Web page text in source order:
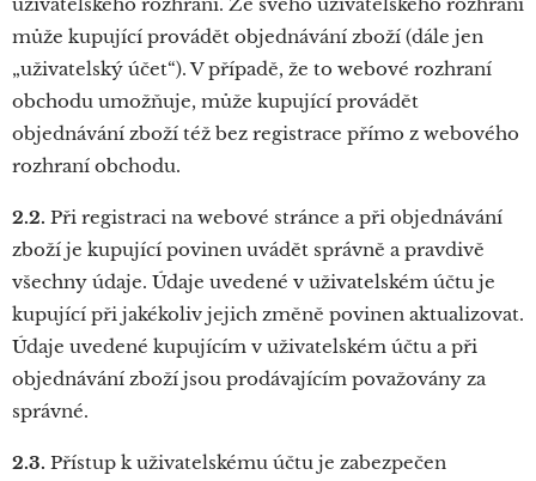
může kupující provádět objednávání zboží (dále jen
„uživatelský účet“). V případě, že to webové rozhraní
obchodu umožňuje, může kupující provádět
objednávání zboží též bez registrace přímo z webového
rozhraní obchodu.
2.2. Při registraci na webové stránce a při objednávání
zboží je kupující povinen uvádět správně a pravdivě
všechny údaje. Údaje uvedené v uživatelském účtu je
kupující při jakékoliv jejich změně povinen aktualizovat.
Údaje uvedené kupujícím v uživatelském účtu a při
objednávání zboží jsou prodávajícím považovány za
správné.
2.3. Přístup k uživatelskému účtu je zabezpečen